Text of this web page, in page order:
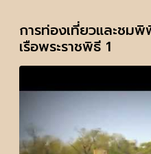
การท่องเที่ยวและชม
เรือพระราชพิธี 1